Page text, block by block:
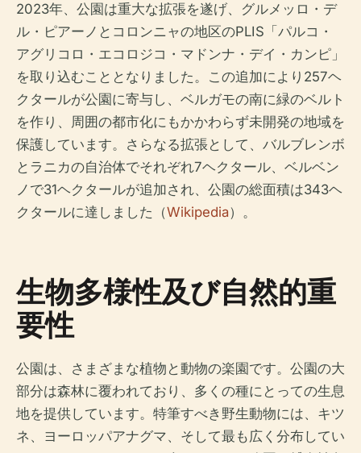
2023年、公園は重大な拡張を遂げ、グルメッロ・デ
ル・ピアーノとコロンニャの地区のPLIS「パルコ・
アグリコロ・エコロジコ・マドンナ・デイ・カンピ」
を取り込むこととなりました。この追加により257ヘ
クタールが公園に寄与し、ベルガモの南に緑のベルト
を作り、周囲の都市化にもかかわらず未開発の地域を
保護しています。さらなる拡張として、バルブレンボ
とラニカの自治体でそれぞれ7ヘクタール、ベルベン
ノで31ヘクタールが追加され、公園の総面積は343ヘ
クタールに達しました（Wikipedia）。
生物多様性及び自然的重
要性
公園は、さまざまな植物と動物の楽園です。公園の大
部分は森林に覆われており、多くの種にとっての生息
地を提供しています。特筆すべき野生動物には、キツ
ネ、ヨーロッパアナグマ、そして最も広く分布してい